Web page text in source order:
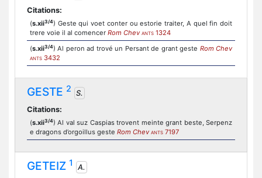
Citations:
(s.xii3/4) Geste qui voet conter ou estorie traiter, A quel fin doit
trere voie il al comencer Rom Chev ANTS 1324
(s.xii3/4) Al peron ad trové un Persant de grant geste Rom Chev
ANTS 3432
GESTE 2 S.
Citations:
(s.xii3/4) Al val suz Caspias trovent meinte grant beste, Serpenz
e dragons d’orgoillus geste Rom Chev ANTS 7197
GETEIZ 1
A.